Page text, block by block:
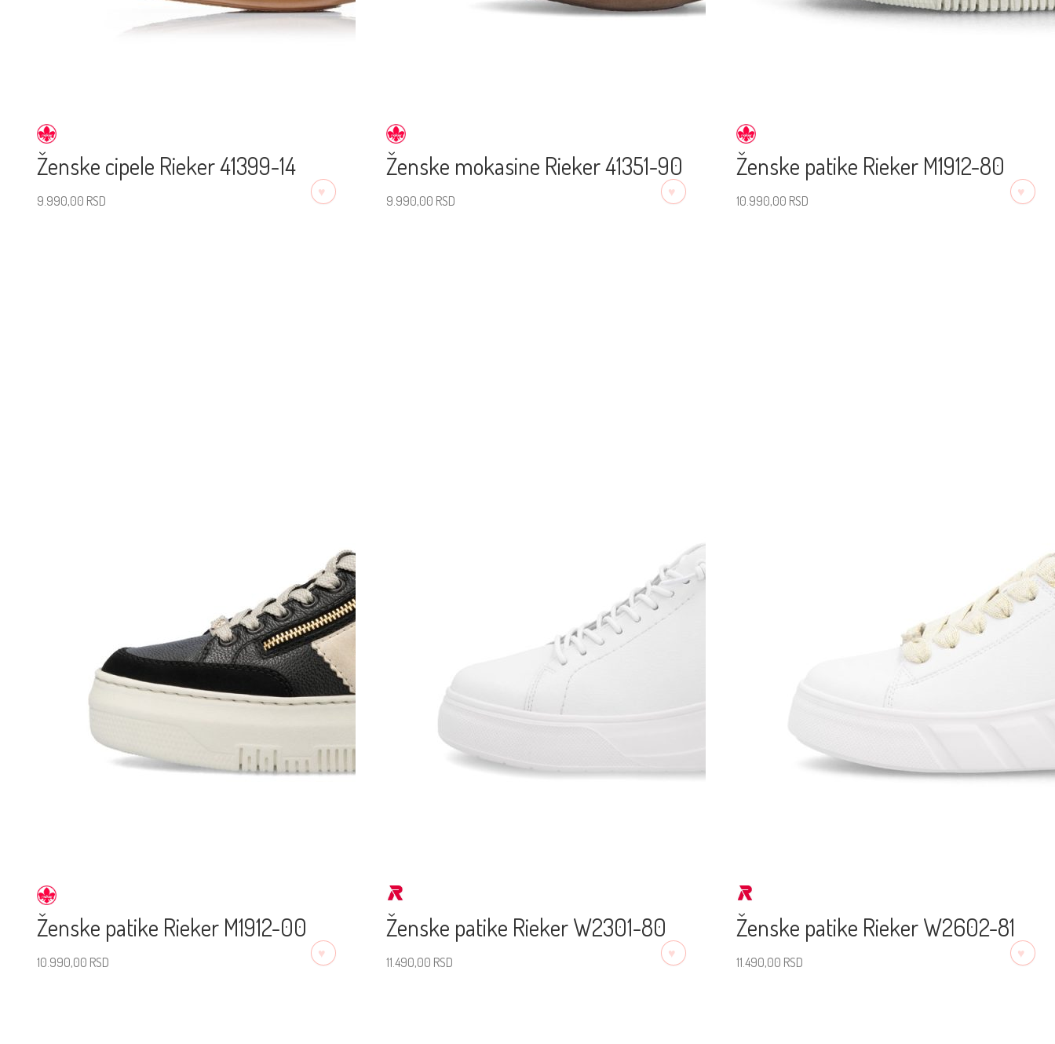
Ženske cipele Rieker 41399-14
9.990,00 RSD
♡
Ženske mokasine Rieker 41351-90
9.990,00 RSD
♡
Ženske patike Rieker M1912-80
10.990,00 RSD
♡
Ženske patike Rieker M1912-00
10.990,00 RSD
♡
Ženske patike Rieker W2301-80
11.490,00 RSD
♡
Ženske patike Rieker W2602-81
11.490,00 RSD
♡